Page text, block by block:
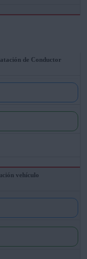
de Conductor
vehículo